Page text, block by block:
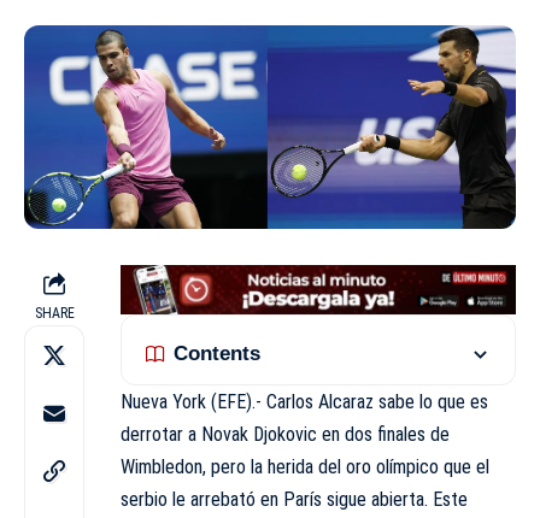
SHARE
Contents
Nueva York (EFE).- Carlos Alcaraz sabe lo que es
derrotar a Novak Djokovic en dos finales de
Wimbledon, pero la herida del oro olímpico que el
serbio le arrebató en París sigue abierta. Este